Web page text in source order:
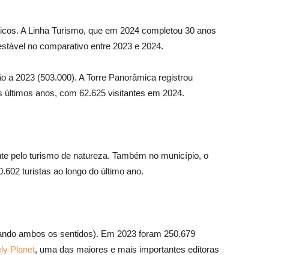
A Linha Turismo, que em 2024 completou 30 anos
no comparativo entre 2023 e 2024.
2023 (503.000). A Torre Panorâmica registrou
anos, com 62.625 visitantes em 2024.
pelo turismo de natureza. Também no município, o
turistas ao longo do último ano.
ambos os sentidos). Em 2023 foram 250.679
Planet, uma das maiores e mais importantes editoras